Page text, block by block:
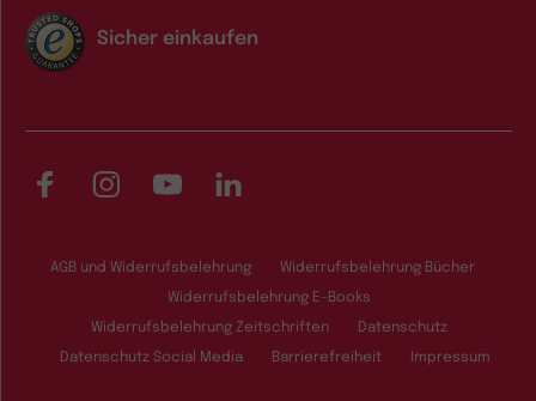
Sicher einkaufen
FacebookInstagramYouTubeLinkedIn
AGB und Widerrufsbelehrung Widerrufsbelehrung Bücher
Widerrufsbelehrung E-Books
Widerrufsbelehrung Zeitschriften Datenschutz
Datenschutz Social Media Barrierefreiheit Impressum